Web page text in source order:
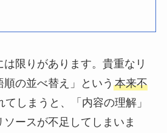
限りがあります。貴重なリ
の並べ替え」という 本来不
てしまうと、「内容の理解」
ースが不足してしまいま